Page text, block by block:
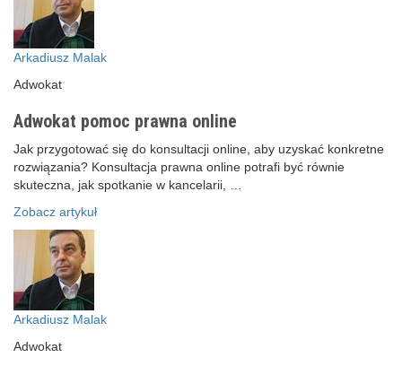
Arkadiusz Malak
Adwokat
Adwokat pomoc prawna online
Jak przygotować się do konsultacji online, aby uzyskać konkretne
rozwiązania? Konsultacja prawna online potrafi być równie
skuteczna, jak spotkanie w kancelarii, …
Zobacz artykuł
Arkadiusz Malak
Adwokat